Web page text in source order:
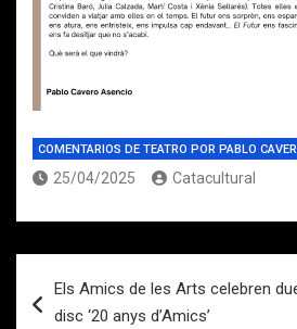
COMENTARIOS DE TEATRO POR PABLO
25/04/2025 Catacultural
de
Els Amics de les Arts celebren
disc ‘20 anys d’Amics’